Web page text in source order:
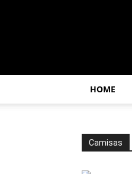
HOME
Camisas